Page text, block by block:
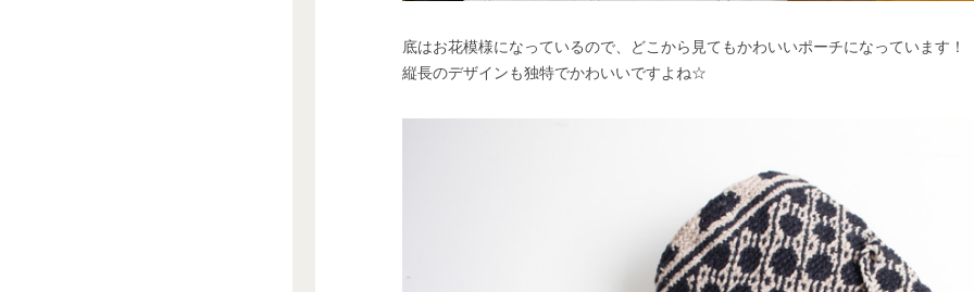
底はお花模様になっているので、どこから見てもかわいいポーチになっています！
縦長のデザインも独特でかわいいですよね☆